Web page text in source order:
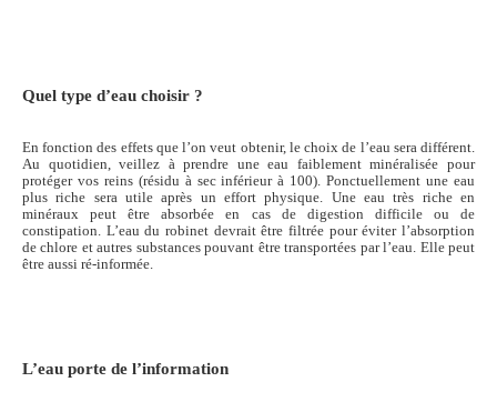
Quel type d’eau choisir ?
En fonction des effets que l’on veut obtenir, le choix de l’eau sera différent.
Au quotidien, veillez à prendre une eau faiblement minéralisée pour
protéger vos reins (résidu à sec inférieur à 100). Ponctuellement une eau
plus riche sera utile après un effort physique. Une eau très riche en
minéraux peut être absorbée en cas de digestion difficile ou de
constipation. L’eau du robinet devrait être filtrée pour éviter l’absorption
de chlore et autres substances pouvant être transportées par l’eau. Elle peut
être aussi ré-informée.
L’eau porte de l’information